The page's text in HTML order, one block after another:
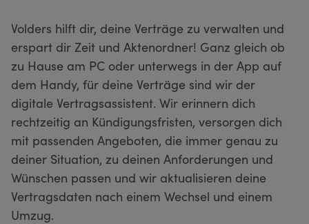
Volders hilft dir, deine Verträge zu verwalten und
erspart dir Zeit und Aktenordner! Ganz gleich ob
zu Hause am PC oder unterwegs in der App auf
dem Handy, für deine Verträge sind wir der
digitale Vertragsassistent. Wir erinnern dich
rechtzeitig an Kündigungsfristen, versorgen dich
mit passenden Angeboten, die immer genau zu
deiner Situation, zu deinen Anforderungen und
Wünschen passen und wir aktualisieren deine
Vertragsdaten nach einem Wechsel und einem
Umzug.